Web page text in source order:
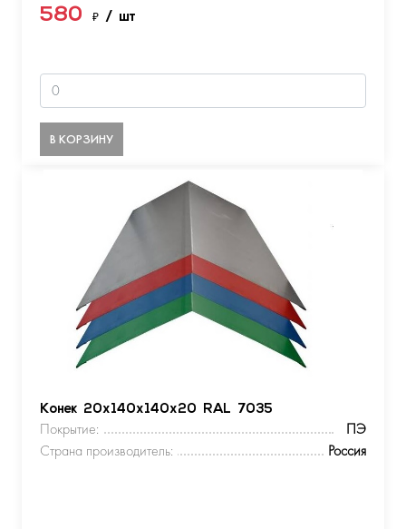
580 ₽ / шт
В КОРЗИНУ
Конек 20х140х140х20 RAL 7035
Покрытие:
ПЭ
Страна производитель:
Россия